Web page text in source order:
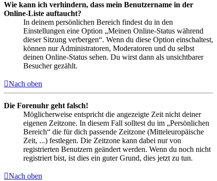
Wie kann ich verhindern, dass mein Benutzername in der
Online-Liste auftaucht?
In deinem persönlichen Bereich findest du in den
Einstellungen eine Option „Meinen Online-Status während
dieser Sitzung verbergen“. Wenn du diese Option einschaltest,
können nur Administratoren, Moderatoren und du selbst
deinen Online-Status sehen. Du wirst dann als unsichtbarer
Besucher gezählt.
Nach oben
Die Forenuhr geht falsch!
Möglicherweise entspricht die angezeigte Zeit nicht deiner
eigenen Zeitzone. In diesem Fall solltest du im „Persönlichen
Bereich“ die für dich passende Zeitzone (Mitteleuropäische
Zeit, ...) festlegen. Die Zeitzone kann dabei nur von
registrierten Benutzern geändert werden. Wenn du noch nicht
registriert bist, ist dies ein guter Grund, dies jetzt zu tun.
Nach oben